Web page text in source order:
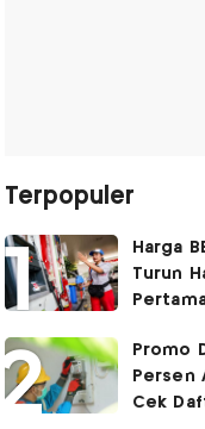
Terpopuler
Harga
Turun
2026
Promo
Persen
Cek